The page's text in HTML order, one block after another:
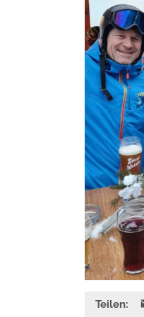
Teilen: